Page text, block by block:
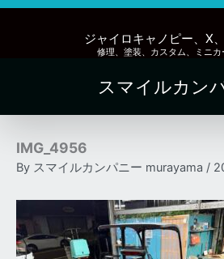
内
ッ
ジャイロキャノピー、X
修理、塗装、カスタム、ミニカ
スマイルカン
IMG_4956
By スマイルカンパニー murayama /